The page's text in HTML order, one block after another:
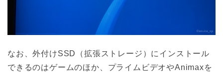
なお、外付けSSD（拡張ストレージ）にインストール
できるのはゲームのほか、プライムビデオやAnimaxを